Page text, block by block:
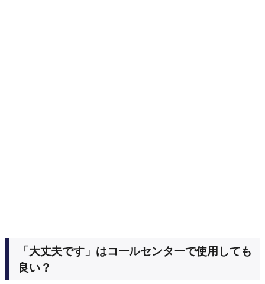
「大丈夫です」はコールセンターで使用しても
良い？